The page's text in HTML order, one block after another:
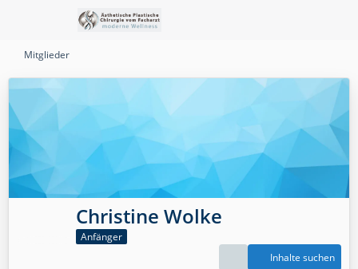
Mitglieder
Christine Wolke
Anfänger
Inhalte suchen